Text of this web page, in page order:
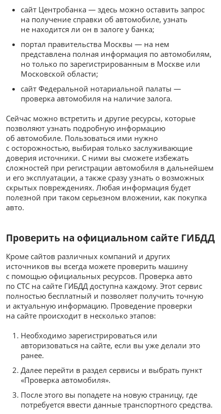
сайт Центробанка — здесь можно оставить запрос
на получение справки об автомобиле, узнать
не находится ли он в залоге у банка;
портал правительства Москвы — на нем
представлена полная информация по автомобилям,
но только по зарегистрированным в Москве или
Московской области;
сайт Федеральной нотариальной палаты —
проверка автомобиля на наличие залога.
Сейчас можно встретить и другие ресурсы, которые
позволяют узнать подробную информацию
об автомобиле. Пользоваться ими нужно
с осторожностью, выбирая только заслуживающие
доверия источники. С ними вы сможете избежать
сложностей при регистрации автомобиля в дальнейшем
и его эксплуатации, а также сразу узнать о возможных
скрытых повреждениях. Любая информация будет
полезной при таком серьезном вложении, как покупка
авто.
Проверить на официальном сайте ГИБДД
Кроме сайтов различных компаний и других
источников вы всегда можете проверить машину
с помощью официальных ресурсов. Проверка авто
по СТС на сайте ГИБДД доступна каждому. Этот сервис
полностью бесплатный и позволяет получить точную
и актуальную информацию. Проведение проверки
на сайте происходит в несколько этапов:
Необходимо зарегистрироваться или
авторизоваться на сайте, если вы уже делали это
ранее.
Далее перейти в раздел сервисы и выбрать пункт
«Проверка автомобиля».
После этого вы попадете на новую страницу, где
потребуется ввести данные транспортного средства.